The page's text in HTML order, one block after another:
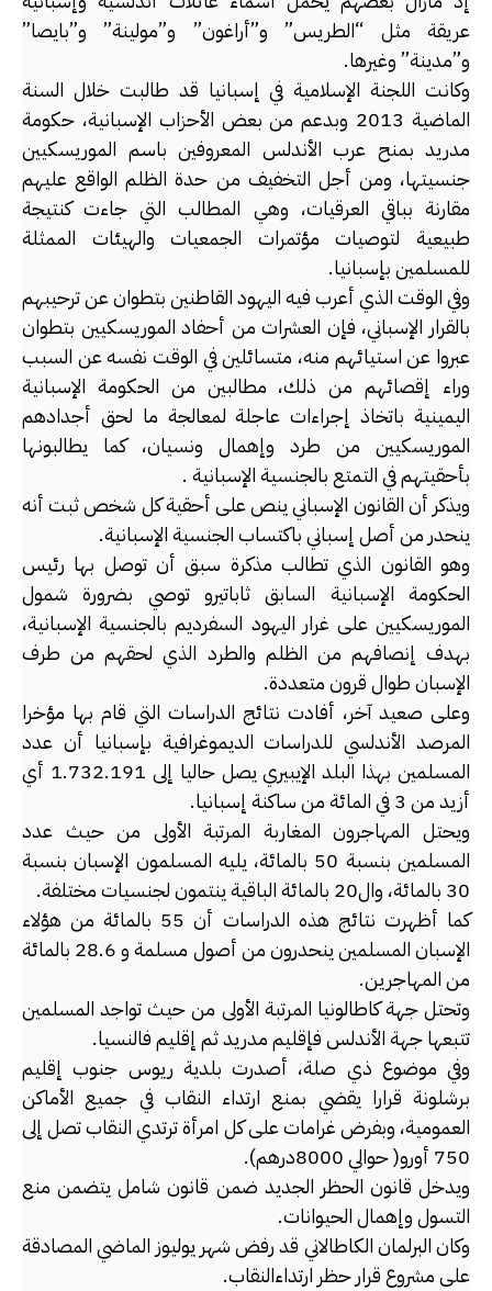
عريقة مثل “الطريس” و”أراغون” و”مولينة” و”بايصا”
و”مدينة” وغيرها.
وكانت اللجنة الإسلامية في إسبانيا قد طالبت خلال السنة
الماضية 2013 وبدعم من بعض الأحزاب الإسبانية، حكومة
مدريد بمنح عرب الأندلس المعروفين باسم الموريسكيين
جنسيتها، ومن أجل التخفيف من حدة الظلم الواقع عليهم
مقارنة بباقي العرقيات، وهي المطالب التي جاءت كنتيجة
طبيعية لتوصيات مؤتمرات الجمعيات والهيئات الممثلة
للمسلمين بإسبانيا.
وفي الوقت الذي أعرب فيه اليهود القاطنين بتطوان عن ترحيبهم
بالقرار الإسباني، فإن العشرات من أحفاد الموريسكيين بتطوان
عبروا عن استيائهم منه، متسائلين في الوقت نفسه عن السبب
وراء إقصائهم من ذلك، مطالبين من الحكومة الإسبانية
اليمينية باتخاذ إجراءات عاجلة لمعالجة ما لحق أجدادهم
الموريسكيين من طرد وإهمال ونسيان، كما يطالبونها
بأحقيتهم في التمتع بالجنسية الإسبانية .
ويذكر أن القانون الإسباني ينص على أحقية كل شخص ثبت أنه
ينحدر من أصل إسباني باكتساب الجنسية الإسبانية.
وهو القانون الذي تطالب مذكرة سبق أن توصل بها رئيس
الحكومة الإسبانية السابق ثاباتيرو توصي بضرورة شمول
الموريسكيين على غرار اليهود السفرديم بالجنسية الإسبانية،
بهدف إنصافهم من الظلم والطرد الذي لحقهم من طرف
الإسبان طوال قرون متعددة.
وعلى صعيد آخر، أفادت نتائج الدراسات التي قام بها مؤخرا
المرصد الأندلسي للدراسات الديموغرافية بإسبانيا أن عدد
المسلمين بهذا البلد الإيبيري يصل حاليا إلى 1.732.191 أي
أزيد من 3 في المائة من ساكنة إسبانيا.
ويحتل المهاجرون المغاربة المرتبة الأولى من حيث عدد
المسلمين بنسبة 50 بالمائة، يليه المسلمون الإسبان بنسبة
30 بالمائة، وال20 بالمائة الباقية ينتمون لجنسيات مختلفة.
كما أظهرت نتائج هذه الدراسات أن 55 بالمائة من هؤلاء
الإسبان المسلمين ينحدرون من أصول مسلمة و 28.6 بالمائة
من المهاجرين.
وتحتل جهة كاطالونيا المرتبة الأولى من حيث تواجد المسلمين
تتبعها جهة الأندلس فإقليم مدريد ثم إقليم فالنسيا.
وفي موضوع ذي صلة، أصدرت بلدية ريوس جنوب إقليم
برشلونة قرارا يقضي بمنع ارتداء النقاب في جميع الأماكن
العمومية، وبفرض غرامات على كل امرأة ترتدي النقاب تصل إلى
750 أورو( حوالي 8000درهم).
ويدخل قانون الحظر الجديد ضمن قانون شامل يتضمن منع
التسول وإهمال الحيوانات.
وكان البرلمان الكاطالاني قد رفض شهر يوليوز الماضي المصادقة
على مشروع قرار حظر ارتداءالنقاب.